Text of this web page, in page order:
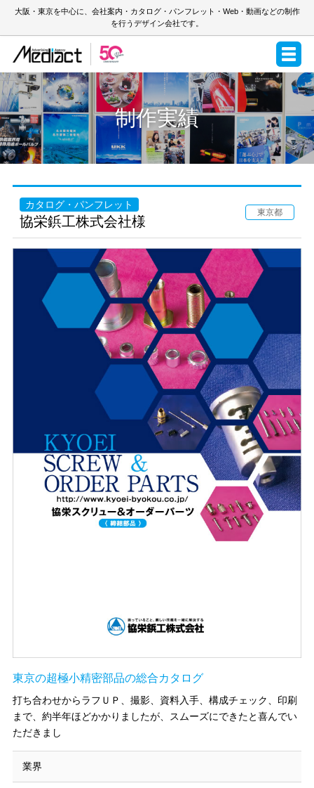
大阪・東京を中心に、会社案内・カタログ・パンフレット・Web・動画などの制作
を行うデザイン会社です。
制作実績
カタログ・パンフレット
協栄鋲工株式会社様
東京都
東京の超極小精密部品の総合カタログ
打ち合わせからラフＵＰ、撮影、資料入手、構成チェック、印刷
まで、約半年ほどかかりましたが、スムーズにできたと喜んでい
ただきまし
業界